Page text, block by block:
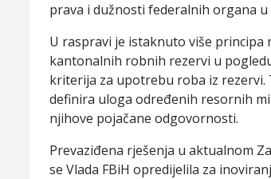
prava i dužnosti federalnih organa
U raspravi je istaknuto više
kantonalnih robnih rezervi u
kriterija za upotrebu roba iz rezervi.
definira uloga određenih resornih
njihove pojačane odgovornosti.
Prevaziđena rješenja u aktualnom
se Vlada FBiH opredijelila za